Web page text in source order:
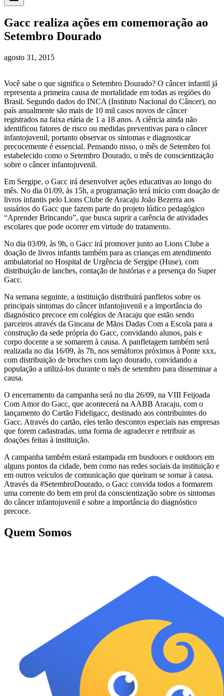
Gacc realiza ações em comemoração ao
Setembro Dourado
agosto 31, 2015
Você sabe o que significa o Setembro Dourado? O câncer infantil já
representa a primeira causa de mortalidade em todas as regiões do
Brasil. Segundo dados do INCA (Instituto Nacional do Câncer), no
país anualmente são mais de 10 mil casos novos de câncer
registrados na faixa etária de 1 a 18 anos. A ciência ainda não
identificou fatores de risco ou medidas preventivas para o câncer
infantojuvenil, portanto observar os sintomas e diagnosticar
precocemente é essencial. Pensando nisso, o mês de Setembro foi
estabelecido como o Setembro Dourado, o mês de conscientização
sobre o câncer infantojuvenil.
Em Sergipe, o Gacc irá desenvolver ações educativas ao longo do
mês. No dia 01/09, às 15h, a programação terá início com doação de
livros infantis pelo Lions Clube de Aracaju João Bezerra aos
usuários do Gacc que fazem parte do projeto lúdico pedagógico
“Aprender Brincando”, que busca suprir a carência de atividades
escolares que pode ocorrer em virtude do tratamento.
No dia 03/09, às 9h, o Gacc irá promover junto ao Lions Clube a
doação de livros infantis também para as crianças em atendimento
ambulatorial no Hospital de Urgência de Sergipe (Huse), com
distribuição de lanches, contação de histórias e a presença do Super
Gacc.
Na semana seguinte, a instituição distribuirá panfletos sobre os
principais sintomas do câncer infantojuvenil e a importância do
diagnóstico precoce em colégios de Aracaju que estão sendo
parceiros através da Gincana de Mãos Dadas Com a Escola para a
construção da sede própria do Gacc, convidando alunos, pais e
corpo docente a se somarem à causa. A panfletagem também será
realizada no dia 16/09, às 7h, nos semáforos próximos à Ponte xxx,
com distribuição de broches com laço dourado, convidando a
população a utilizá-los durante o mês de setembro para disseminar a
causa.
O encerramento da campanha será no dia 26/09, na VIII Feijoada
Com Amor do Gacc, que acontecerá na AABB Aracaju, com o
lançamento do Cartão Fideligacc, destinado aos contribuintes do
Gacc. Através do cartão, eles terão descontos especiais nas empresas
que forem cadastradas, uma forma de agradecer e retribuir as
doações feitas à instituição.
A campanha também estará estampada em busdoors e outdoors em
alguns pontos da cidade, bem como nas redes sociais da instituição e
em outros veículos de comunicação que queiram se somar à causa.
Através da #SetembroDourado, o Gacc convida todos a formarem
uma corrente do bem em prol da conscientização sobre os sintomas
do câncer infantojuvenil e sobre a importância do diagnóstico
precoce.
Quem Somos